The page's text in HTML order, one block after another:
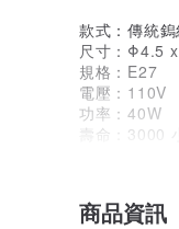
款式：傳統
尺寸：Φ4.5
規格：E27
電壓：110V
功率：40W
壽命：3000
/ 包 裝 方 式 /
商品資訊